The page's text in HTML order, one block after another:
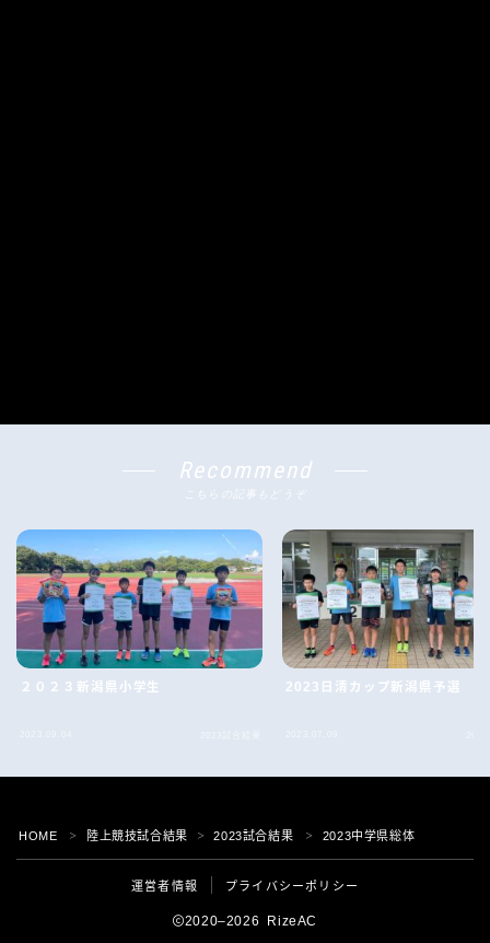
Follow Me
Recommend
こちらの記事もどうぞ
２０２３新潟県小学生 2023日清カップ新潟県予選
HOME ＞ 陸上競技試合結果 ＞ 2023試合結果 ＞ 2023中学県総体
運営者情報 プライバシーポリシー
2020–2026 RizeAC